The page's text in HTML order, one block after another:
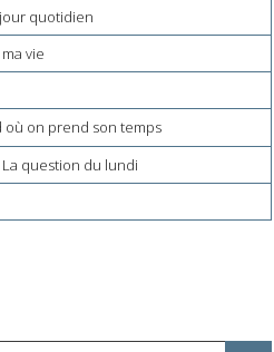
quotidien
vie
où on prend son temps
La question du lundi